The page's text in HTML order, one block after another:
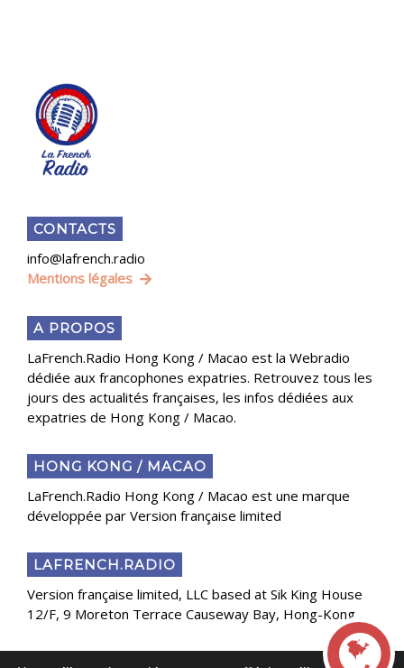
CONTACTS
info@lafrench.radio
Mentions légales
A PROPOS
LaFrench.Radio Hong Kong / Macao est la Webradio
dédiée aux francophones expatries. Retrouvez tous les
jours des actualités françaises, les infos dédiées aux
expatries de Hong Kong / Macao.
HONG KONG / MACAO
LaFrench.Radio Hong Kong / Macao est une marque
développée par Version française limited
LAFRENCH.RADIO
Version française limited, LLC based at Sik King House
12/F, 9 Moreton Terrace Causeway Bay, Hong-Kong